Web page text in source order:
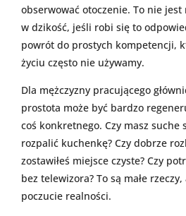
obserwować otoczenie. To nie
w dzikość, jeśli robi się to
powrót do prostych kompetencji,
życiu często nie używamy.
Dla mężczyzny pracującego
prostota może być bardzo
coś konkretnego. Czy masz suche
rozpalić kuchenkę? Czy dobrze
zostawiłeś miejsce czyste? Czy
bez telewizora? To są małe
poczucie realności.